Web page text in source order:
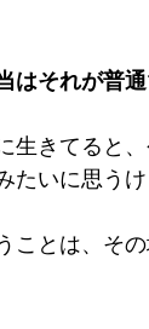
はそれが普通
生きてると
いに思うけ
ことは、そ